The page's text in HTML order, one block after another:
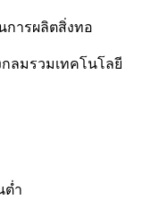
ารผลิตสิ่งทอ
กลมรวมเทคโนโลยี
ต่ำ